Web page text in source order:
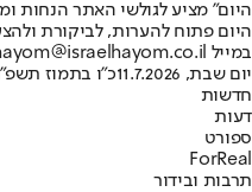
היום" מציע לגולשי האתר הנחות
היום פתוח להערות, לביקורת
במייל hayom@israelhayom.co.il.
יום שבת, 11.7.2026
כ"ו בתמוז
חדשות
דעות
ספורט
ForReal
תרבות ובידור